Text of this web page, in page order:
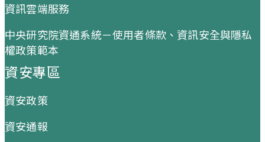
資訊雲端服務
中央研究院資通系統－使用者條款、資訊安全與隱私
權政策範本
資安專區
資安政策
資安通報